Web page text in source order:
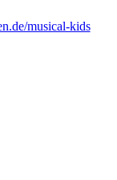
musical-kids